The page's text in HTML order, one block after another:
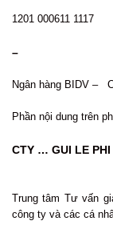
1201 000611 1117
–
Ngân hàng BIDV –
Phần nội dung trên
CTY … GUI LE
Trung tâm Tư vấn
công ty và các cá